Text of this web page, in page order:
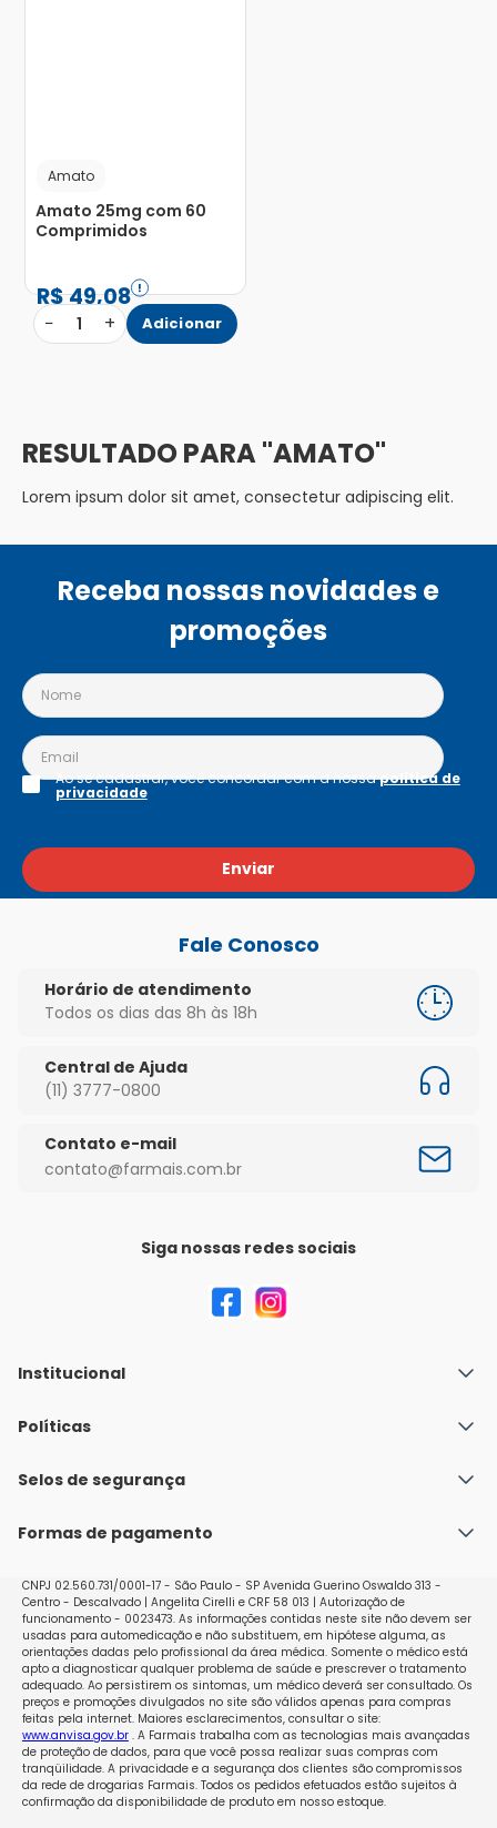
Amato
Amato 25mg com 60
Comprimidos
R$49,08
− 1 + Adicionar
AMATO
Lorem ipsum dolor sit amet, consectetur adipiscing elit.
Receba nossas novidades e
promoções
Enviar
Ao se cadastrar, você concordar com a nossapolítica de
privacidade
Fale Conosco
Horário de atendimento
Todos os dias das 8h às 18h
Central de Ajuda
(11) 3777-0800
Contato e-mail
contato@farmais.com.br
Siga nossas redes sociais
Institucional
Quem Somos
Nossas lojas
Políticas
Política de Envio
Políticas de Trocas e Devoluções
Selos de segurança
Formas de pagamento
CNPJ 02.560.731/0001-17 - São Paulo - SP Avenida Guerino Oswaldo 313 -
Centro - Descalvado | Angelita Cirelli e CRF 58 013 | Autorização de
funcionamento - 0023473. As informações contidas neste site não devem ser
usadas para automedicação e não substituem, em hipótese alguma, as
orientações dadas pelo profissional da área médica. Somente o médico está
apto a diagnosticar qualquer problema de saúde e prescrever o tratamento
adequado. Ao persistirem os sintomas, um médico deverá ser consultado. Os
preços e promoções divulgados no site são válidos apenas para compras
feitas pela internet. Maiores esclarecimentos, consultar o site:
www.anvisa.gov.br. A Farmais trabalha com as tecnologias mais avançadas
de proteção de dados, para que você possa realizar suas compras com
tranqüilidade. A privacidade e a segurança dos clientes são compromissos
da rede de drogarias Farmais. Todos os pedidos efetuados estão sujeitos à
confirmação da disponibilidade de produto em nosso estoque.